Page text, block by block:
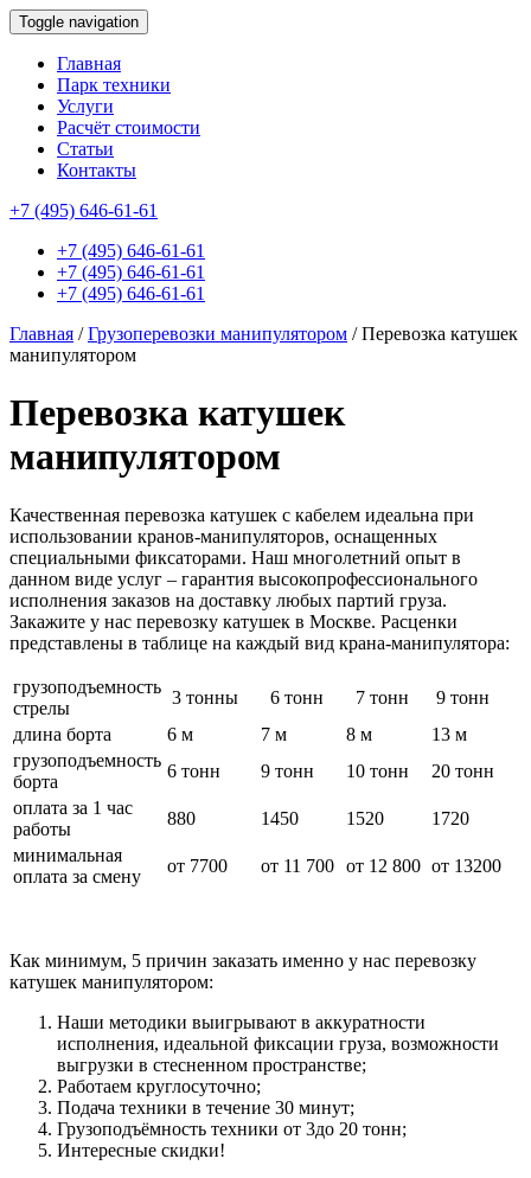
Toggle navigation
Главная
Парк техники
Услуги
Расчёт стоимости
Статьи
Контакты
id this page is: 5125
+7 (495) 646-61-61
+7 (495) 646-61-61
+7 (495) 646-61-61
+7 (495) 646-61-61
Главная /Грузоперевозки манипулятором /Перевозка катушек
манипулятором
Перевозка катушек
манипулятором
Качественная перевозка катушек с кабелем идеальна при
использовании кранов-манипуляторов, оснащенных
специальными фиксаторами. Наш многолетний опыт в
данном виде услуг – гарантия высокопрофессионального
исполнения заказов на доставку любых партий груза.
Закажите у нас перевозку катушек в Москве. Расценки
представлены в таблице на каждый вид крана-манипулятора:
грузоподъемность
стрелы
3 тонны 6 тонн 7 тонн
9 тонн
длина борта
6 м 7 м 8 м
13 м
грузоподъемность
борта
6 тонн 9 тонн 10 тонн
20 тонн
оплата за 1 час
работы
880 1450 1520
1720
минимальная
оплата за смену
от 7700 от 11 700 от 12 800 от 13200
Как минимум, 5 причин заказать именно у нас перевозку
катушек манипулятором:
Наши методики выигрывают в аккуратности
исполнения, идеальной фиксации груза, возможности
выгрузки в стесненном пространстве;
Работаем круглосуточно;
Подача техники в течение 30 минут;
Грузоподъёмность техники от 3до 20 тонн;
Интересные скидки!